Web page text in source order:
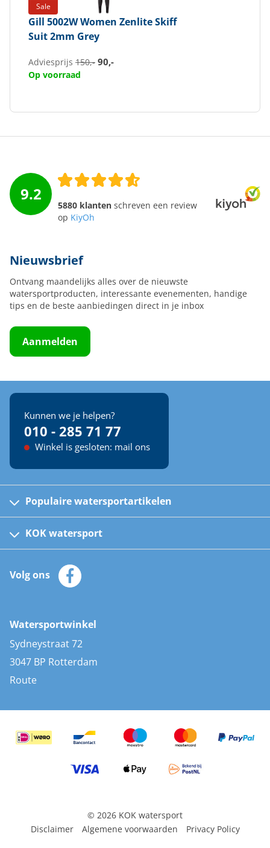
Sale
Gill 5002W Women Zenlite Skiff
Suit 2mm Grey
Adviesprijs 150,- 90,-
Op voorraad
9.2
5880 klanten schreven een review
op KiyOh
Nieuwsbrief
Ontvang maandelijks alles over de nieuwste
watersportproducten, interessante evenementen, handige
tips en de beste aanbiedingen direct in je inbox
Aanmelden
Kunnen we je helpen?
010 - 285 71 77
Winkel is gesloten: mail ons
Populaire watersportartikelen
Kinder reddingsvesten
Automatische reddingsvesten
Zeilkleding
Zonnepanelen
AIS transponders
Stootwillen en fenders
Bootkussens
Zwemtrappen
KOK watersport
Klantenservice
Merken
Volg ons
Watersportwinkel
Sydneystraat 72
3047 BP Rotterdam
Route
© 2026 KOK watersport
Disclaimer
Algemene voorwaarden Privacy Policy